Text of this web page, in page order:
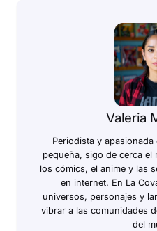
Valeria
Periodista y
pequeña, sigo de cerca
los cómics, el anime y las
en internet. En La
universos, personajes y
vibrar a las comunidades
del